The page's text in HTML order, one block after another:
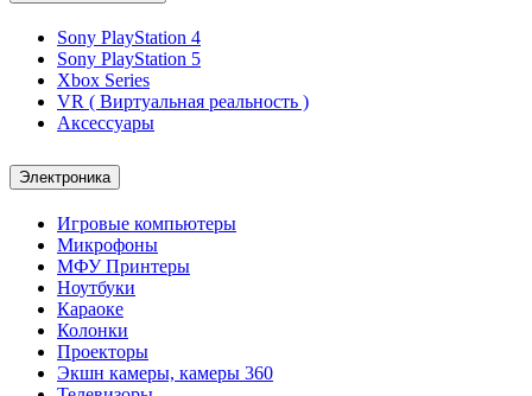
Sony PlayStation 4
Sony PlayStation 5
Xbox Series
VR ( Виртуальная реальность )
Аксессуары
Электроника
Игровые компьютеры
Микрофоны
МФУ Принтеры
Ноутбуки
Караоке
Колонки
Проекторы
Экшн камеры, камеры 360